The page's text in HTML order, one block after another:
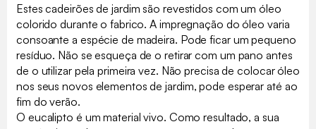
Estes cadeirões de jardim são revestidos com um óleo
colorido durante o fabrico. A impregnação do óleo varia
consoante a espécie de madeira. Pode ficar um pequeno
resíduo. Não se esqueça de o retirar com um pano antes
de o utilizar pela primeira vez. Não precisa de colocar óleo
nos seus novos elementos de jardim, pode esperar até ao
fim do verão.
O eucalipto é um material vivo. Como resultado, a sua